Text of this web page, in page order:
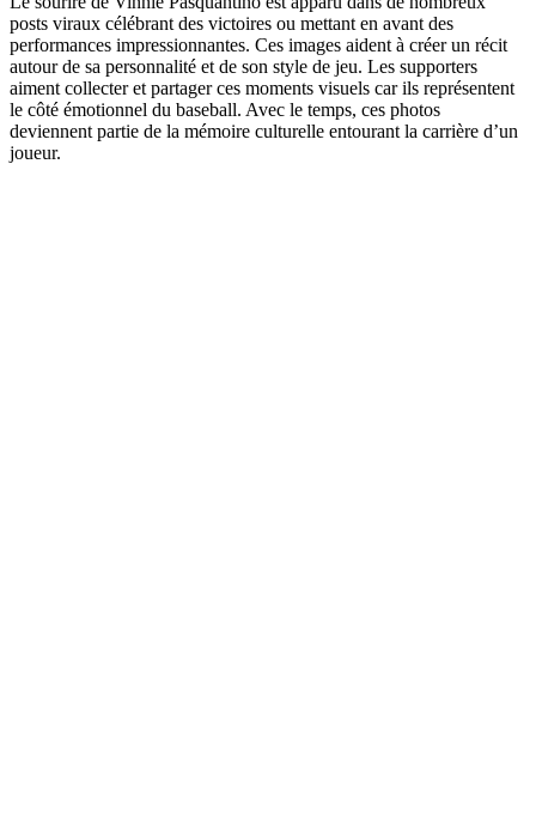
posts viraux célébrant des victoires ou mettant en avant des
performances impressionnantes. Ces images aident à créer un récit
autour de sa personnalité et de son style de jeu. Les supporters
aiment collecter et partager ces moments visuels car ils représentent
le côté émotionnel du baseball. Avec le temps, ces photos
deviennent partie de la mémoire culturelle entourant la carrière d’un
joueur.